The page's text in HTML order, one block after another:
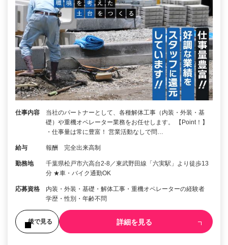
仕事内容
当社のパートナーとして、各種解体工事（内装・外装・基
礎）や重機オペレーター業務をお任せします。 【Point！】
・仕事量は常に豊富！ 営業活動なしで問…
給与 報酬 完全出来高制
勤務地
千葉県松戸市六高台2-8／東武野田線「六実駅」より徒歩13
分 ★車・バイク通勤OK
応募資格
内装・外装・基礎・解体工事・重機オペレーターの経験者
学歴・性別・年齢不問
後で見る 詳細を見る